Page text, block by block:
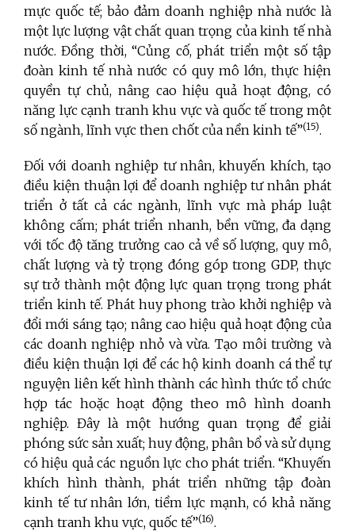
mực quốc tế; bảo đảm doanh nghiệp nhà nước là
một lực lượng vật chất quan trọng của kinh tế nhà
nước. Đồng thời, “Củng cố, phát triển một số tập
đoàn kinh tế nhà nước có quy mô lớn, thực hiện
quyền tự chủ, nâng cao hiệu quả hoạt động, có
năng lực cạnh tranh khu vực và quốc tế trong một
số ngành, lĩnh vực then chốt của nền kinh tế”(15).
Đối với doanh nghiệp tư nhân, khuyến khích, tạo
điều kiện thuận lợi để doanh nghiệp tư nhân phát
triển ở tất cả các ngành, lĩnh vực mà pháp luật
không cấm; phát triển nhanh, bền vững, đa dạng
với tốc độ tăng trưởng cao cả về số lượng, quy mô,
chất lượng và tỷ trọng đóng góp trong GDP, thực
sự trở thành một động lực quan trọng trong phát
triển kinh tế. Phát huy phong trào khởi nghiệp và
đổi mới sáng tạo; nâng cao hiệu quả hoạt động của
các doanh nghiệp nhỏ và vừa. Tạo môi trường và
điều kiện thuận lợi để các hộ kinh doanh cá thể tự
nguyện liên kết hình thành các hình thức tổ chức
hợp tác hoặc hoạt động theo mô hình doanh
nghiệp. Đây là một hướng quan trọng để giải
phóng sức sản xuất; huy động, phân bổ và sử dụng
có hiệu quả các nguồn lực cho phát triển. “Khuyến
khích hình thành, phát triển những tập đoàn
kinh tế tư nhân lớn, tiềm lực mạnh, có khả năng
cạnh tranh khu vực, quốc tế”(16).